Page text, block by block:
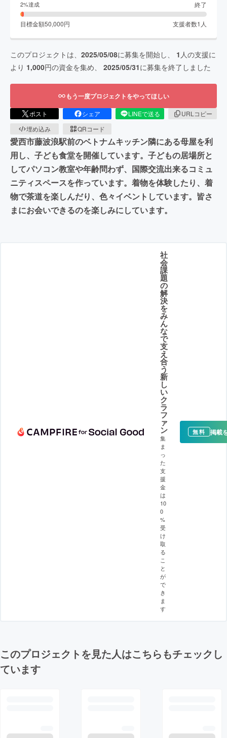
2%達成 終了
目標金額50,000円 支援者数1 人
このプロジェクトは、 2025/05/08に募集を開始し、 1 人の支援に
より 1,000円の資金を集め、 2025/05/31に募集を終了しました
もう一度プロジェクトをやってほしい
ポスト シェア LINEで送る
URLコピー
埋め込み
QRコード
愛西市藤波浪駅前のベトナムキッチン隣にある母屋を利
用し、子ども食堂を開催しています。子どもの居場所と
してパソコン教室や年齢問わず、国際交流出来るコミュ
ニティスペースを作っています。着物を体験したり、着
物で茶道を楽しんだり、色々イベントしています。皆さ
まにお会いできるのを楽しみにしています。
社
会
課
題
の
解
決
を
み
ん
な
で
支
え
合
う
新
し
い
ク
ラ
フ
ァ
ン
集
ま
っ
た
支
援
金
は
10
0
%
受
け
取
る
こ
と
が
で
き
ま
す
無料 掲載
このプロジェクトを見た人はこちらもチェックし
ています